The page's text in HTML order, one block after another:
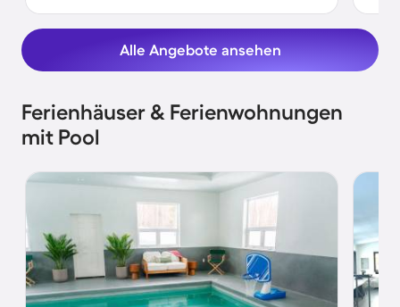
Alle Angebote ansehen
Ferienhäuser & Ferienwohnungen
mit Pool